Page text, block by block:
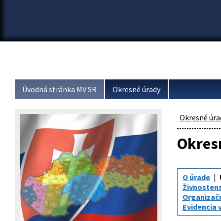
Úvodná stránka MV SR Okresné úrady
Okresné
O úrade
Evidencia